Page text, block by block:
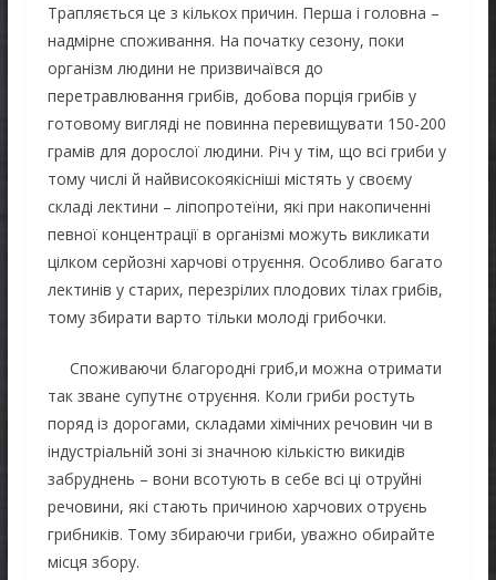
Трапляється це з кількох причин. Перша і головна –
надмірне споживання. На початку сезону, поки
організм людини не призвичаївся до
перетравлювання грибів, добова порція грибів у
готовому вигляді не повинна перевищувати 150-200
грамів для дорослої людини. Річ у тім, що всі гриби у
тому числі й найвисокоякісніші містять у своєму
складі лектини – ліпопротеїни, які при накопиченні
певної концентрації в організмі можуть викликати
цілком серйозні харчові отруєння. Особливо багато
лектинів у старих, перезрілих плодових тілах грибів,
тому збирати варто тільки молоді грибочки.
Споживаючи благородні гриб,и можна отримати
так зване супутнє отруєння. Коли гриби ростуть
поряд із дорогами, складами хімічних речовин чи в
індустріальній зоні зі значною кількістю викидів
забруднень – вони всотують в себе всі ці отруйні
речовини, які стають причиною харчових отруєнь
грибників. Тому збираючи гриби, уважно обирайте
місця збору.